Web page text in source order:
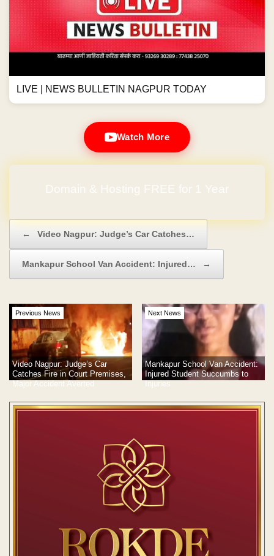
LIVE | NEWS BULLETIN NAGPUR TODAY
Watch More
Domain & Hosting FREE for 1 Year
← Video Nagpur: Judge’s Car Catches…
Mankapur School Van Accident: Injured… →
Previous News
Video Nagpur: Judge’s Car
Catches Fire in Court Premises,
Major Accident Averted
Next News
Mankapur School Van Accident:
Injured Student Succumbs to
Injuries